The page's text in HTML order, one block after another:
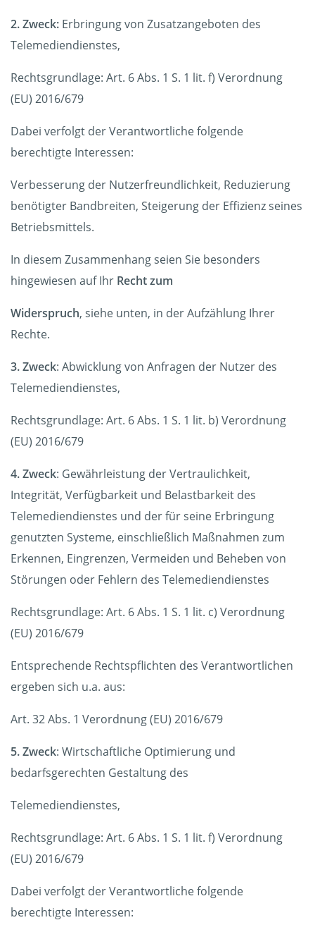
2. Zweck: Erbringung von Zusatzangeboten des
Telemediendienstes,
Rechtsgrundlage: Art. 6 Abs. 1 S. 1 lit. f) Verordnung
(EU) 2016/679
Dabei verfolgt der Verantwortliche folgende
berechtigte Interessen:
Verbesserung der Nutzerfreundlichkeit, Reduzierung
benötigter Bandbreiten, Steigerung der Effizienz seines
Betriebsmittels.
In diesem Zusammenhang seien Sie besonders
hingewiesen auf Ihr Recht zum
Widerspruch, siehe unten, in der Aufzählung Ihrer
Rechte.
3. Zweck: Abwicklung von Anfragen der Nutzer des
Telemediendienstes,
Rechtsgrundlage: Art. 6 Abs. 1 S. 1 lit. b) Verordnung
(EU) 2016/679
4. Zweck: Gewährleistung der Vertraulichkeit,
Integrität, Verfügbarkeit und Belastbarkeit des
Telemediendienstes und der für seine Erbringung
genutzten Systeme, einschließlich Maßnahmen zum
Erkennen, Eingrenzen, Vermeiden und Beheben von
Störungen oder Fehlern des Telemediendienstes
Rechtsgrundlage: Art. 6 Abs. 1 S. 1 lit. c) Verordnung
(EU) 2016/679
Entsprechende Rechtspflichten des Verantwortlichen
ergeben sich u.a. aus:
Art. 32 Abs. 1 Verordnung (EU) 2016/679
5. Zweck: Wirtschaftliche Optimierung und
bedarfsgerechten Gestaltung des
Telemediendienstes,
Rechtsgrundlage: Art. 6 Abs. 1 S. 1 lit. f) Verordnung
(EU) 2016/679
Dabei verfolgt der Verantwortliche folgende
berechtigte Interessen: